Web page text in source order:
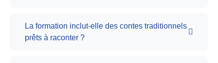
La formation inclut-elle des contes traditionnels
prêts à raconter ?